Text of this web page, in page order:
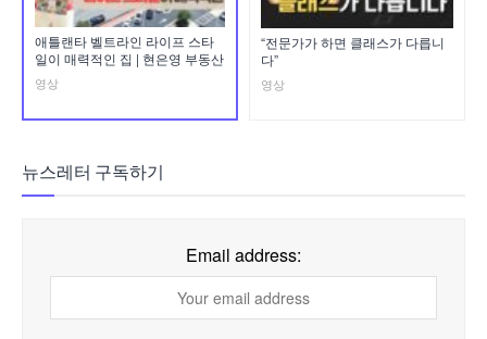
애틀랜타 벨트라인 라이프 스타
일이 매력적인 집 | 현은영 부동산
영상
“전문가가 하면 클래스가 다릅니
다”
영상
뉴스레터 구독하기
Email address: